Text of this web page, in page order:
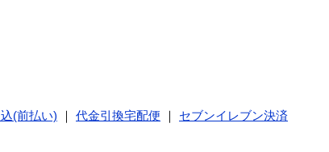
(前払い) 代金引換宅配便
セブンイレブン決済